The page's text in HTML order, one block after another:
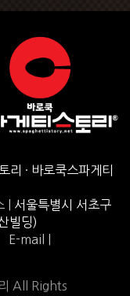
리 · 바로쿡스파게티
|
서울특별시 서초구
빌딩)
E-mail |
All Rights